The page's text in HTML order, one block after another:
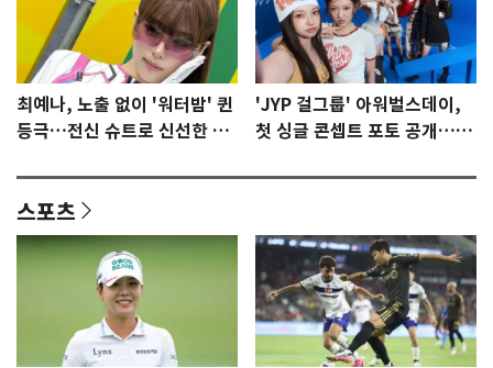
최예나, 노출 없이 '워터밤' 퀸
등극…전신 슈트로 신선한 충
'JYP 걸그룹' 아워벌스데이,
첫 싱글 콘셉트 포토 공개…청
스포츠